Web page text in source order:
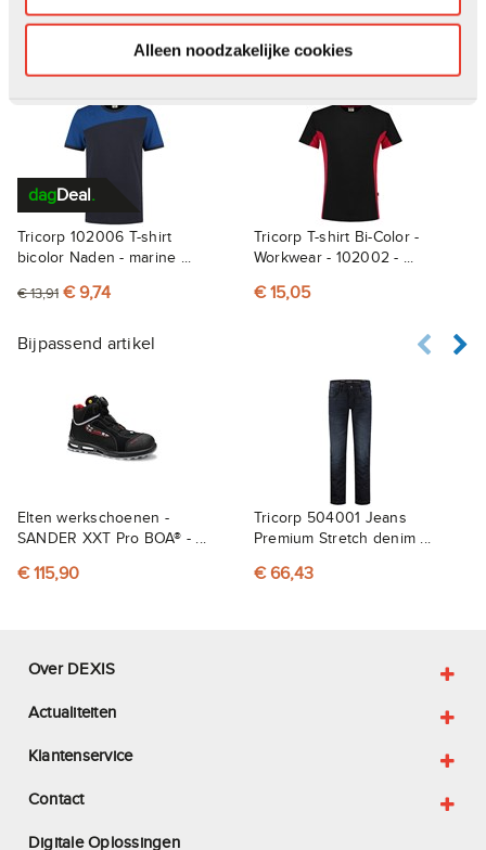
Alleen noodzakelijke cookies
Anderen kochten ook
dagDeal.
Tricorp 102006 T-shirt
bicolor Naden - marine ...
€ 13,91 € 9,74
Tricorp T-shirt Bi-Color -
Workwear - 102002 - ...
€ 15,05
Bijpassend artikel
Elten werkschoenen -
SANDER XXT Pro BOA® - ...
€ 115,90
Tricorp 504001 Jeans
Premium Stretch denim ...
€ 66,43
Over DEXIS
Actualiteiten
Klantenservice
Contact
Digitale Oplossingen